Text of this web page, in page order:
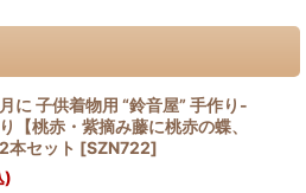
に 子供着物用 “鈴音屋” 手作り-
【桃赤・紫摘み藤に桃赤の蝶、
本セット [SZN722]
)